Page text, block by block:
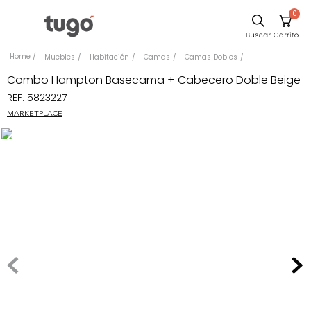
0
Muebles Habitación Camas Camas Dobles
Combo Hampton Basecama + Cabecero Doble Beige
REF: 5823227
MARKETPLACE
Comedor
Escritorio